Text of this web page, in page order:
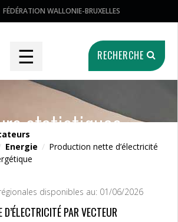
FÉDÉRATION WALLONIE-BRUXELLES
☰ RECHERCHE
statistiques
Energie / Production nette d’électricité
disponibles au: 01/06/2026
PAR VECTEUR